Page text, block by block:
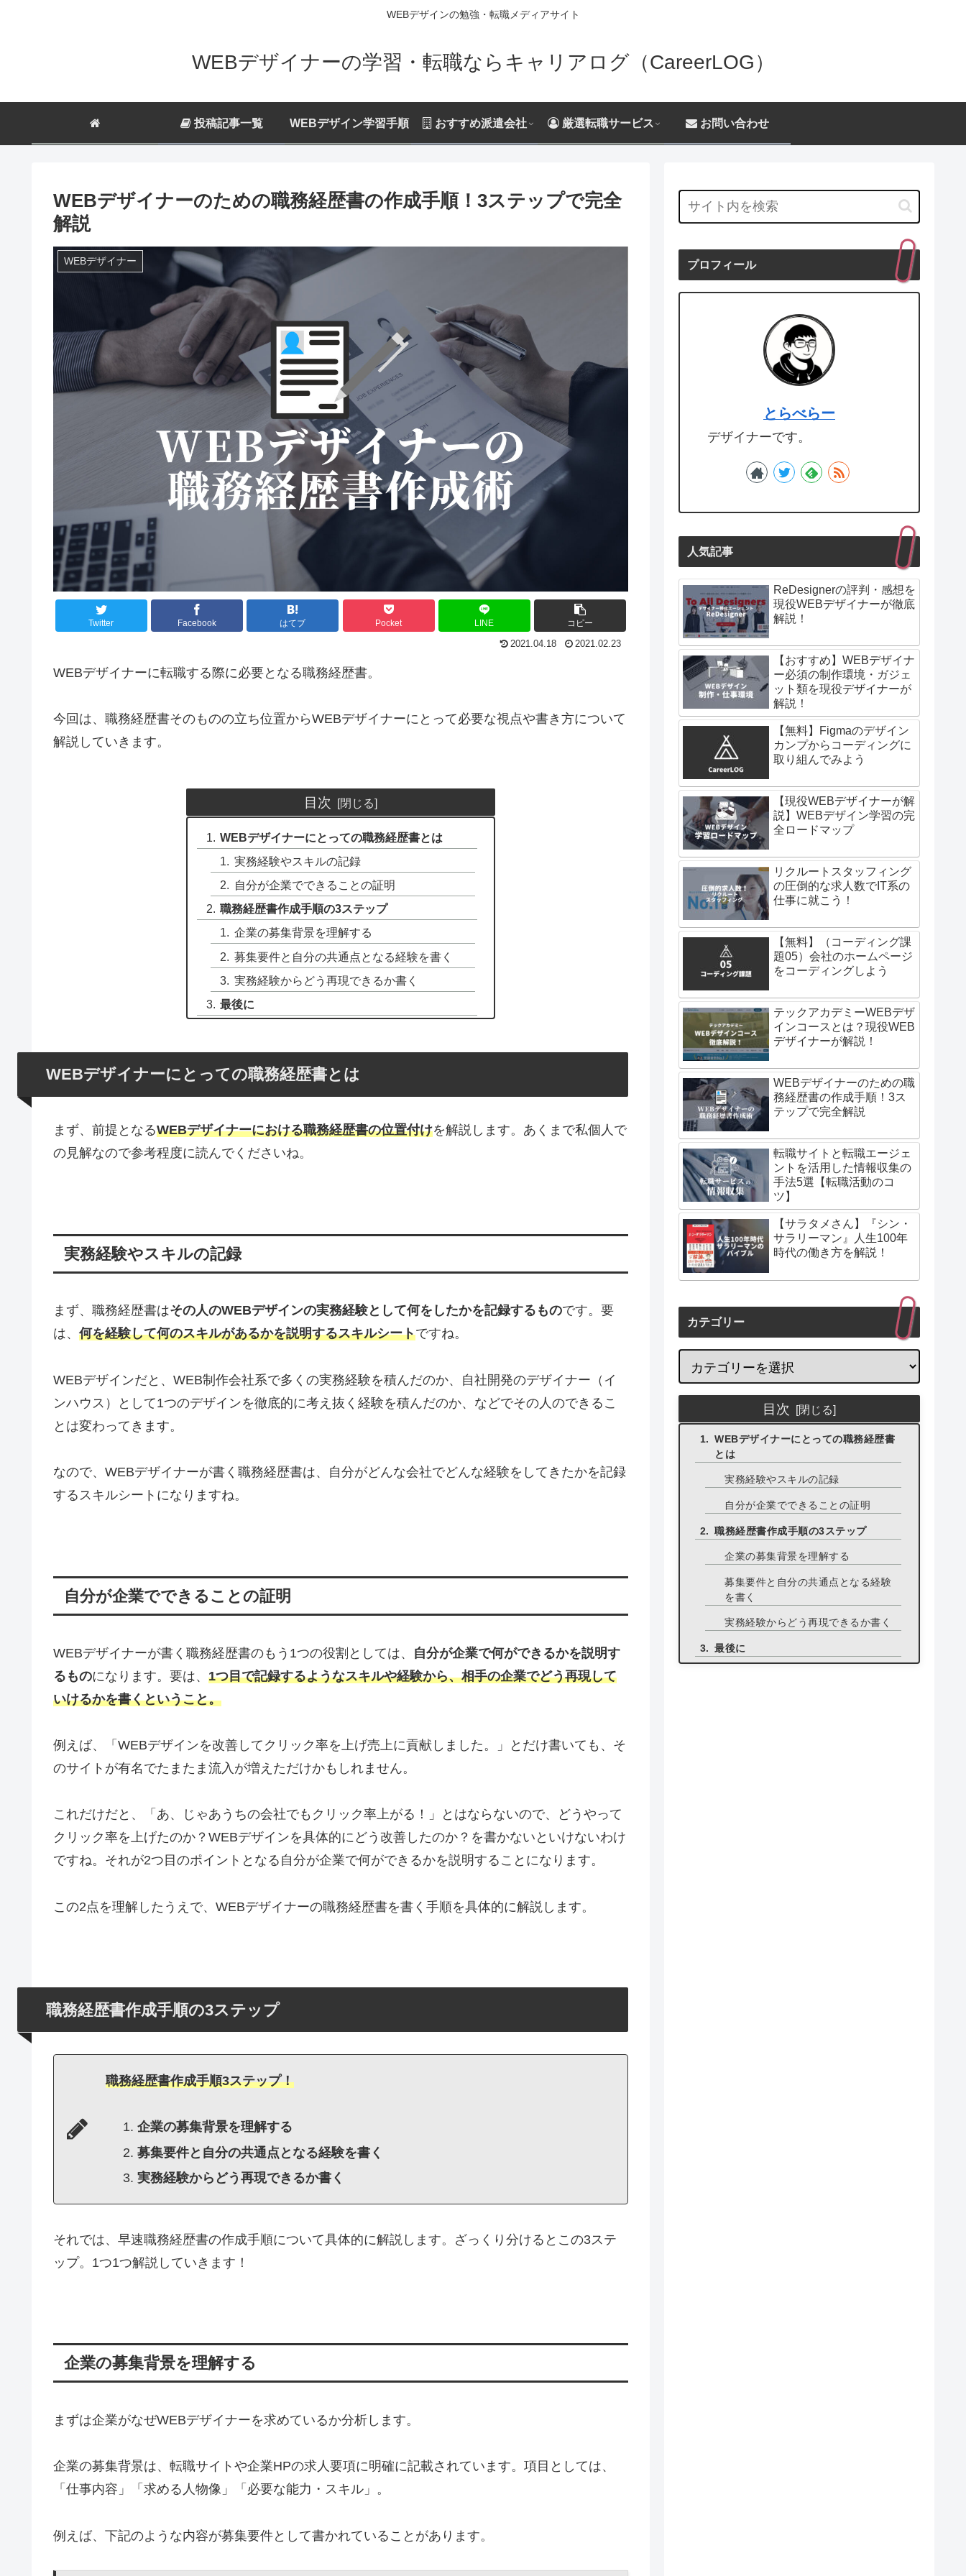
WEBデザインの勉強・転職メディアサイト
WEBデザイナーの学習・転職ならキャリアログ（CareerLOG）
投稿記事一覧 WEBデザイン学習手順 おすすめ派遣会社 厳選転職サービス お問い合わせ
WEBデザイナーのための職務経歴書の作成手順！3ステップで完全
解説
WEBデザイナー
Twitter Facebook はてブ Pocket LINE コピー
2021.04.18 2021.02.23
WEBデザイナーに転職する際に必要となる職務経歴書。
今回は、職務経歴書そのものの立ち位置からWEBデザイナーにとって必要な視点や書き方について
解説していきます。
目次
WEBデザイナーにとっての職務経歴書とは
実務経験やスキルの記録
自分が企業でできることの証明
職務経歴書作成手順の3ステップ
企業の募集背景を理解する
募集要件と自分の共通点となる経験を書く
実務経験からどう再現できるか書く
最後に
WEBデザイナーにとっての職務経歴書とは
まず、前提となるWEBデザイナーにおける職務経歴書の位置付けを解説します。あくまで私個人で
の見解なので参考程度に読んでくださいね。
実務経験やスキルの記録
まず、職務経歴書はその人のWEBデザインの実務経験として何をしたかを記録するものです。要
は、 何を経験して何のスキルがあるかを説明するスキルシートですね。
WEBデザインだと、WEB制作会社系で多くの実務経験を積んだのか、自社開発のデザイナー（イ
ンハウス）として1つのデザインを徹底的に考え抜く経験を積んだのか、などでその人のできるこ
とは変わってきます。
なので、WEBデザイナーが書く職務経歴書は、自分がどんな会社でどんな経験をしてきたかを記録
するスキルシートになりますね。
自分が企業でできることの証明
WEBデザイナーが書く職務経歴書のもう1つの役割としては、 自分が企業で何ができるかを説明す
るものになります。要は、 1つ目で記録するようなスキルや経験から、相手の企業でどう再現して
いけるかを書くということ。
例えば、「WEBデザインを改善してクリック率を上げ売上に貢献しました。」とだけ書いても、そ
のサイトが有名でたまたま流入が増えただけかもしれません。
これだけだと、「あ、じゃあうちの会社でもクリック率上がる！」とはならないので、どうやって
クリック率を上げたのか？WEBデザインを具体的にどう改善したのか？を書かないといけないわけ
ですね。それが2つ目のポイントとなる自分が企業で何ができるかを説明することになります。
この2点を理解したうえで、WEBデザイナーの職務経歴書を書く手順を具体的に解説します。
職務経歴書作成手順の3ステップ
職務経歴書作成手順3ステップ！
企業の募集背景を理解する
募集要件と自分の共通点となる経験を書く
実務経験からどう再現できるか書く
それでは、早速職務経歴書の作成手順について具体的に解説します。ざっくり分けるとこの3ステ
ップ。1つ1つ解説していきます！
企業の募集背景を理解する
まずは企業がなぜWEBデザイナーを求めているか分析します。
企業の募集背景は、転職サイトや企業HPの求人要項に明確に記載されています。項目としては、
「仕事内容」「求める人物像」「必要な能力・スキル」。
例えば、下記のような内容が募集要件として書かれていることがあります。
プロフィール
とらべらー
デザイナーです。
人気記事
ReDesignerの評判・感想を
現役WEBデザイナーが徹底
解説！
【おすすめ】WEBデザイナ
ー必須の制作環境・ガジェ
ット類を現役デザイナーが
解説！
【無料】Figmaのデザイン
カンプからコーディングに
取り組んでみよう
【現役WEBデザイナーが解
説】WEBデザイン学習の完
全ロードマップ
リクルートスタッフィング
の圧倒的な求人数でIT系の
仕事に就こう！
【無料】（コーディング課
題05）会社のホームページ
をコーディングしよう
テックアカデミーWEBデザ
インコースとは？現役WEB
デザイナーが解説！
WEBデザイナーのための職
務経歴書の作成手順！3ス
テップで完全解説
転職サイトと転職エージェ
ントを活用した情報収集の
手法5選【転職活動のコ
ツ】
【サラタメさん】『シン・
サラリーマン』人生100年
時代の働き方を解説！
カテゴリー
目次
WEBデザイナーにとっての職務経歴書
とは
実務経験やスキルの記録
自分が企業でできることの証明
職務経歴書作成手順の3ステップ
企業の募集背景を理解する
募集要件と自分の共通点となる経験
を書く
実務経験からどう再現できるか書く
最後に